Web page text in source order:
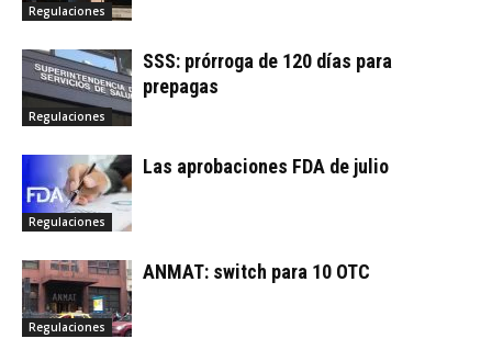
Regulaciones
Regulaciones
SSS: prórroga de 120 días para
prepagas
Regulaciones
Las aprobaciones FDA de julio
Regulaciones
ANMAT: switch para 10 OTC